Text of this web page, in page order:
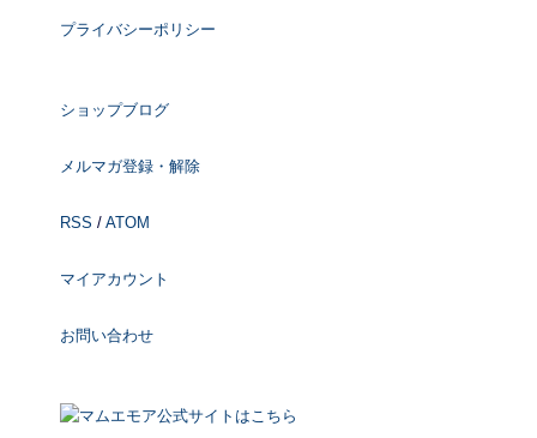
プライバシーポリシー
ショップブログ
メルマガ登録・解除
RSS / ATOM
マイアカウント
お問い合わせ
マムエモア公式サイトはこちら